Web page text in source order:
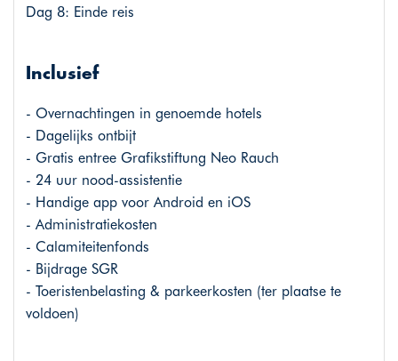
Dag 8: Einde reis
Inclusief
- Overnachtingen in genoemde hotels
- Dagelijks ontbijt
- Gratis entree Grafikstiftung Neo Rauch
- 24 uur nood-assistentie
- Handige app voor Android en iOS
- Administratiekosten
- Calamiteitenfonds
- Bijdrage SGR
- Toeristenbelasting & parkeerkosten (ter plaatse te
voldoen)